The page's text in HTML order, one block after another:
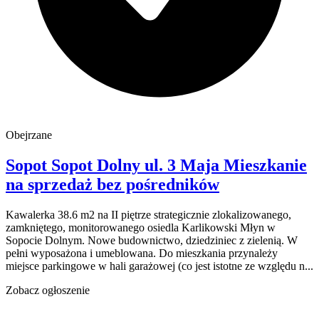
Obejrzane
Sopot Sopot Dolny ul. 3 Maja Mieszkanie
na sprzedaż bez pośredników
Kawalerka 38.6 m2 na II piętrze strategicznie zlokalizowanego,
zamkniętego, monitorowanego osiedla Karlikowski Młyn w
Sopocie Dolnym. Nowe budownictwo, dziedziniec z zielenią. W
pełni wyposażona i umeblowana. Do mieszkania przynależy
miejsce parkingowe w hali garażowej (co jest istotne ze względu n...
Zobacz ogłoszenie